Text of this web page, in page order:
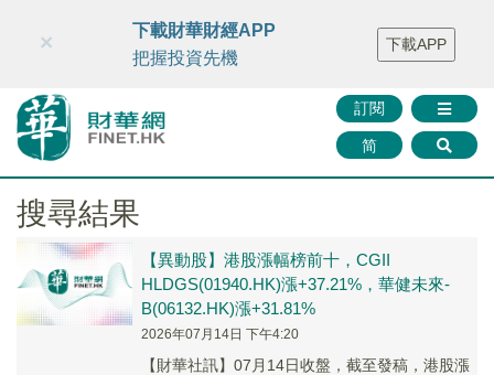
財華智庫網 FINTV FINMETA 財華證券 媒體矩陣
智庫沙龍
聯絡我們
訂閱
简
×
下載財華財經APP
把握投資先機
下載APP
搜尋結果
【異動股】港股漲幅榜前十，CGII
HLDGS(01940.HK)漲+37.21%，華健未來-
B(06132.HK)漲+31.81%
2026年07月14日 下午4:20
【財華社訊】07月14日收盤，截至發稿，港股漲